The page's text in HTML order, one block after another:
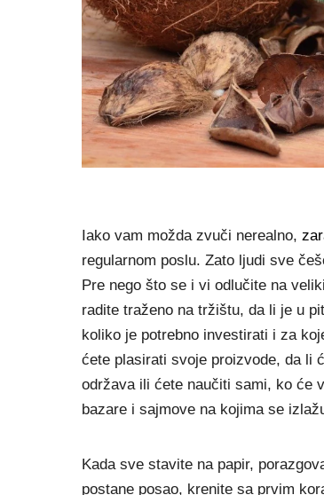
Iako vam možda zvuči nerealno,
regularnom poslu. Zato ljudi sve
Pre nego što se i vi odlučite na
radite traženo na tržištu, da li je u
koliko je potrebno investirati i za
ćete plasirati svoje proizvode, da li
održava ili ćete naučiti sami, ko će
bazare i sajmove na kojima se
Kada sve stavite na papir,
postane posao, krenite sa prvim